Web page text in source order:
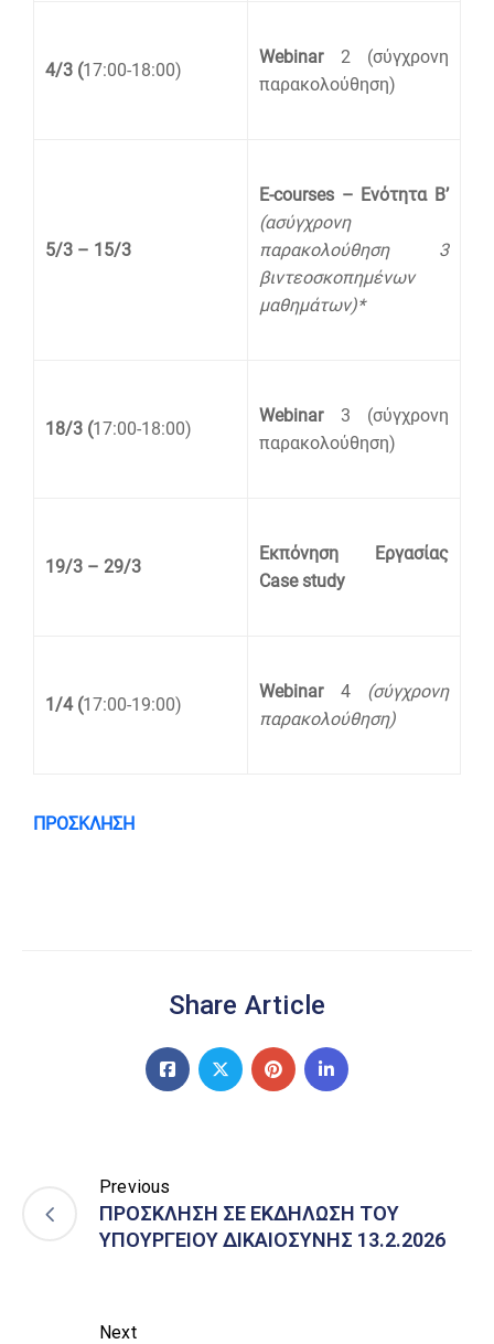
4/3 (17:00-18:00)
Webinar 2 (σύγχρονη
παρακολούθηση)
5/3 – 15/3
E-courses – Ενότητα Β’
(ασύγχρονη
παρακολούθηση 3
βιντεοσκοπημένων
μαθημάτων)*
18/3 (17:00-18:00)
Webinar 3 (σύγχρονη
παρακολούθηση)
19/3 – 29/3
Εκπόνηση Εργασίας
Case study
1/4 (17:00-19:00)
Webinar 4 (σύγχρονη
παρακολούθηση)
ΠΡΟΣΚΛΗΣΗ
Share Article
Previous
ΠΡΟΣΚΛΗΣΗ ΣΕ ΕΚΔΗΛΩΣΗ ΤΟΥ
ΥΠΟΥΡΓΕΙΟΥ ΔΙΚΑΙΟΣΥΝΗΣ 13.2.2026
Next